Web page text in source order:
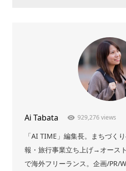
Ai Tabata 929,276 views
「AI TIME」編集長。まちづく
報・旅行事業立ち上げ→オース
で海外フリーランス。企画/PR/